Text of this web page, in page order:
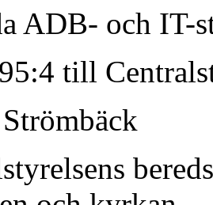
ADB- och IT-
till